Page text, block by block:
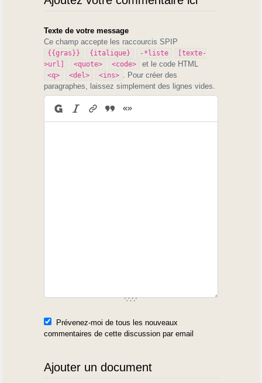
Texte de votre message
Ce champ accepte les raccourcis SPIP
{{gras}} {italique} -*liste
[texte-
>url]
<quote> <code> et le code HTML
<q> <del> <ins>
. Pour créer des
paragraphes, laissez simplement des lignes vides.
Prévenez-moi de tous les nouveaux
commentaires de cette discussion par email
Ajouter un document